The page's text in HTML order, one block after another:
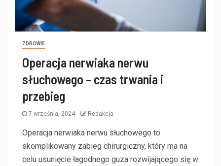
ZDROWIE
Operacja nerwiaka nerwu
słuchowego – czas trwania i
przebieg
7 września, 2024 Redakcja
Operacja nerwiaka nerwu słuchowego to
skomplikowany zabieg chirurgiczny, który ma na
celu usunięcie łagodnego guza rozwijającego się w